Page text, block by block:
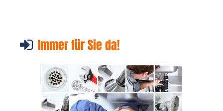
Immer für Sie da!